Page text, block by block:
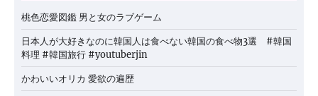
桃色恋愛図鑑 男と女のラブゲーム
日本人が大好きなのに韓国人は食べない韓国の食べ物3選 #韓国
料理 #韓国旅行 #youtuberjin
かわいいオリカ 愛欲の遍歴